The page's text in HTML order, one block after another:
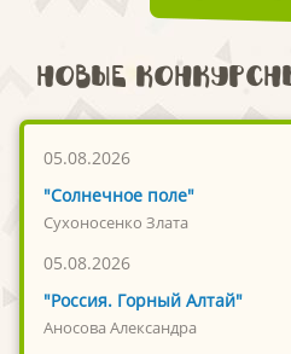
Новые
05.08.2026
"Солнечное поле"
Сухоносенко Злата
05.08.2026
"Россия. Горный Алтай"
Аносова Александра